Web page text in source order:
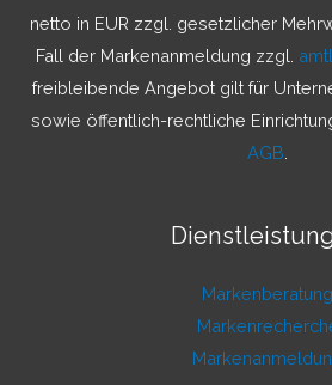
h
netto in EUR zzgl. gesetzlicher
Fall der Markenanmeldung zzgl.
freibleibende Angebot gilt für
sowie öffentlich-rechtliche
AGB
Markenberatung